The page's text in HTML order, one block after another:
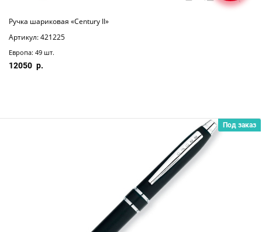
Ручка шариковая «Century II»
Артикул: 421225
Европа: 49 шт.
12050
Под заказ